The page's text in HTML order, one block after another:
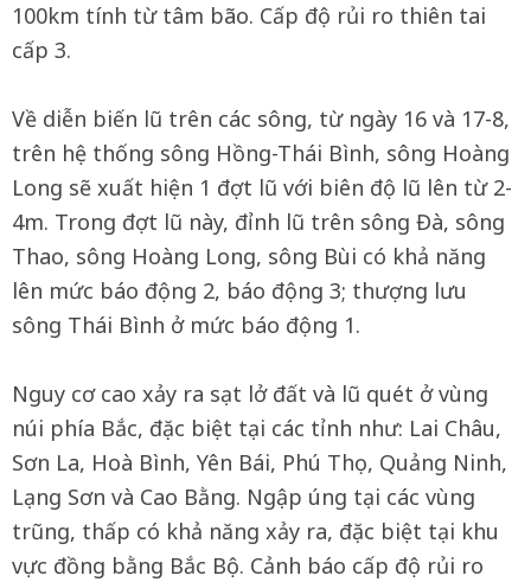
100km tính từ tâm bão. Cấp độ rủi ro thiên tai
cấp 3.
Về diễn biến lũ trên các sông, từ ngày 16 và 17-8,
trên hệ thống sông Hồng-Thái Bình, sông Hoàng
Long sẽ xuất hiện 1 đợt lũ với biên độ lũ lên từ 2-
4m. Trong đợt lũ này, đỉnh lũ trên sông Đà, sông
Thao, sông Hoàng Long, sông Bùi có khả năng
lên mức báo động 2, báo động 3; thượng lưu
sông Thái Bình ở mức báo động 1.
Nguy cơ cao xảy ra sạt lở đất và lũ quét ở vùng
núi phía Bắc, đặc biệt tại các tỉnh như: Lai Châu,
Sơn La, Hoà Bình, Yên Bái, Phú Thọ, Quảng Ninh,
Lạng Sơn và Cao Bằng. Ngập úng tại các vùng
trũng, thấp có khả năng xảy ra, đặc biệt tại khu
vực đồng bằng Bắc Bộ. Cảnh báo cấp độ rủi ro